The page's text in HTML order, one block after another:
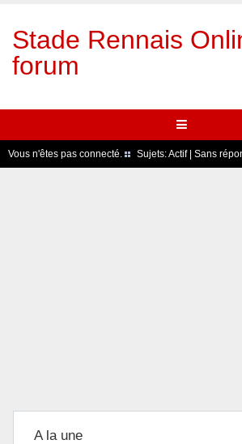
Stade Rennais
forum
Vous n'êtes pas connecté. Sujets:Actif| Sans
A la une